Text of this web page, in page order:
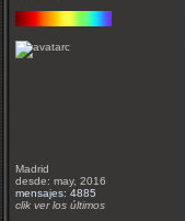
Madrid
desde: may, 2016
mensajes: 4885
clik ver los últimos